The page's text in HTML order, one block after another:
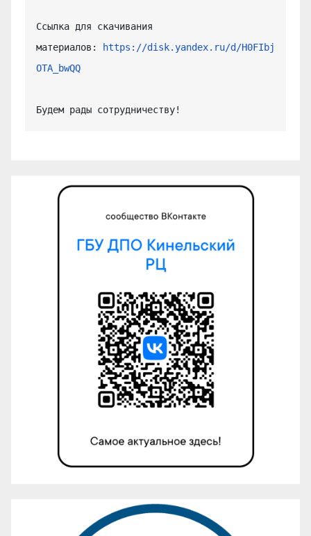
Ссылка для скачивания
материалов:
https://disk.yandex.ru/d/H0FIbj
OTA_bwQQ
Будем рады сотрудничеству!